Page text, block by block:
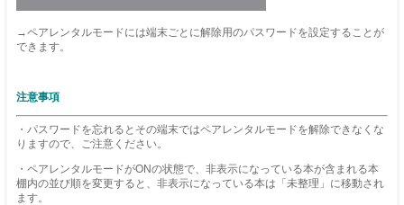
→ペアレンタルモードには端末ごとに解除用のパスワードを設定することが
できます。
注意事項
・パスワードを忘れるとその端末ではペアレンタルモードを解除できなくな
りますので、ご注意ください。
・ペアレンタルモードがONの状態で、非表示になっている本が含まれる本
棚内の並び順を変更すると、非表示になっている本は「未整理」に移動され
ます。